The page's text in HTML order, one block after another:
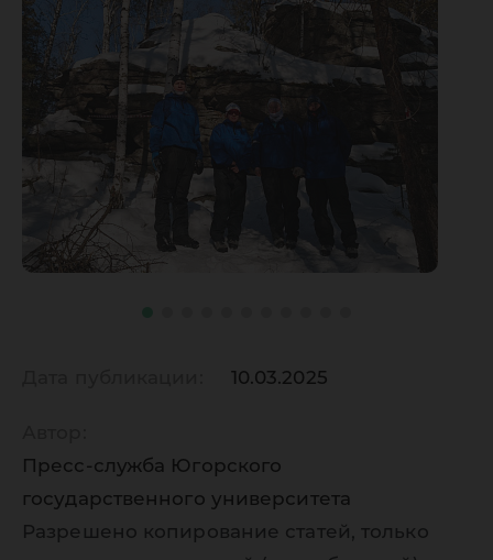
10.03.2025
Пресс-служба Югорского
государственного университета
Разрешено копирование статей, только